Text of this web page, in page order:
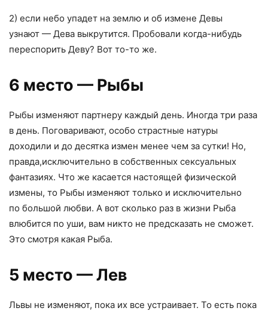
2) если небо упадет на землю и об измене Девы
узнают — Дева выкрутится. Пробовали когда-нибудь
переспорить Деву? Вот то-то же.
6 место — Рыбы
Рыбы изменяют партнеру каждый день. Иногда три раза
в день. Поговаривают, особо страстные натуры
доходили и до десятка измен менее чем за сутки! Но,
правда,исключительно в собственных сексуальных
фантазиях. Что же касается настоящей физической
измены, то Рыбы изменяют только и исключительно
по большой любви. А вот сколько раз в жизни Рыба
влюбится по уши, вам никто не предсказать не сможет.
Это смотря какая Рыба.
5 место — Лев
Львы не изменяют, пока их все устраивает. То есть пока